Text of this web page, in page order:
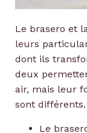
Le brasero et
leurs
dont ils
deux
air, mais leur
sont différents.
Le